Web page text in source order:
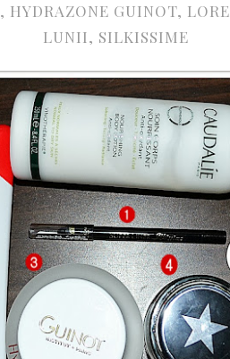
, HYDRAZONE GUINOT,
LUNII, SILKISSIME